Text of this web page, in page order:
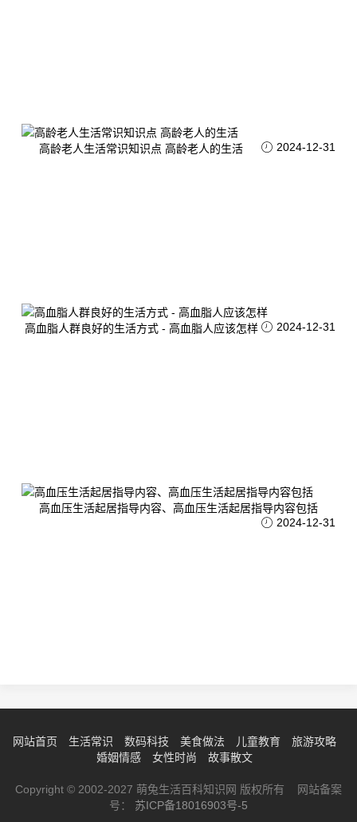
高龄老人生活常识知识点 高龄老人的生活 2024-12-31
高血脂人群良好的生活方式 - 高血脂人应该怎样 2024-12-31
高血压生活起居指导内容、高血压生活起居指导内容包括
2024-12-31
网站首页 生活常识 数码科技 美食做法 儿童教育
旅游攻略
婚姻情感
女性时尚 故事散文
Copyright © 2002-2027 萌兔生活百科知识网 版权所有 网站备案
号： 苏ICP备18016903号-5